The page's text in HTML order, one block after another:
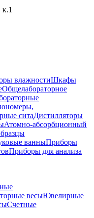
влажностиШкафы
Общелабораторное
ситаДистилляторы
Атомно-абсорбционный
ванныПриборы
Приборы для анализа
весыЮвелирные
Счетные